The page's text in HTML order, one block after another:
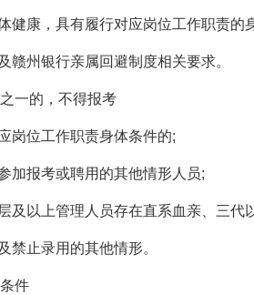
康，具有履行对应岗位工作职责的
州银行亲属回避制度相关要求。
的，不得报考
位工作职责身体条件的;
报考或聘用的其他情形人员;
以上管理人员存在直系血亲、三代
止录用的其他情形。
件